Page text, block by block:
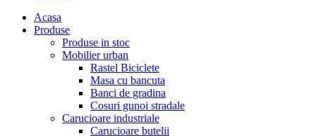
Acasa
Produse
Produse in stoc
Mobilier urban
Rastel Biciclete
Masa cu bancuta
Banci de gradina
Cosuri gunoi stradale
Carucioare industriale
Carucioare butelii